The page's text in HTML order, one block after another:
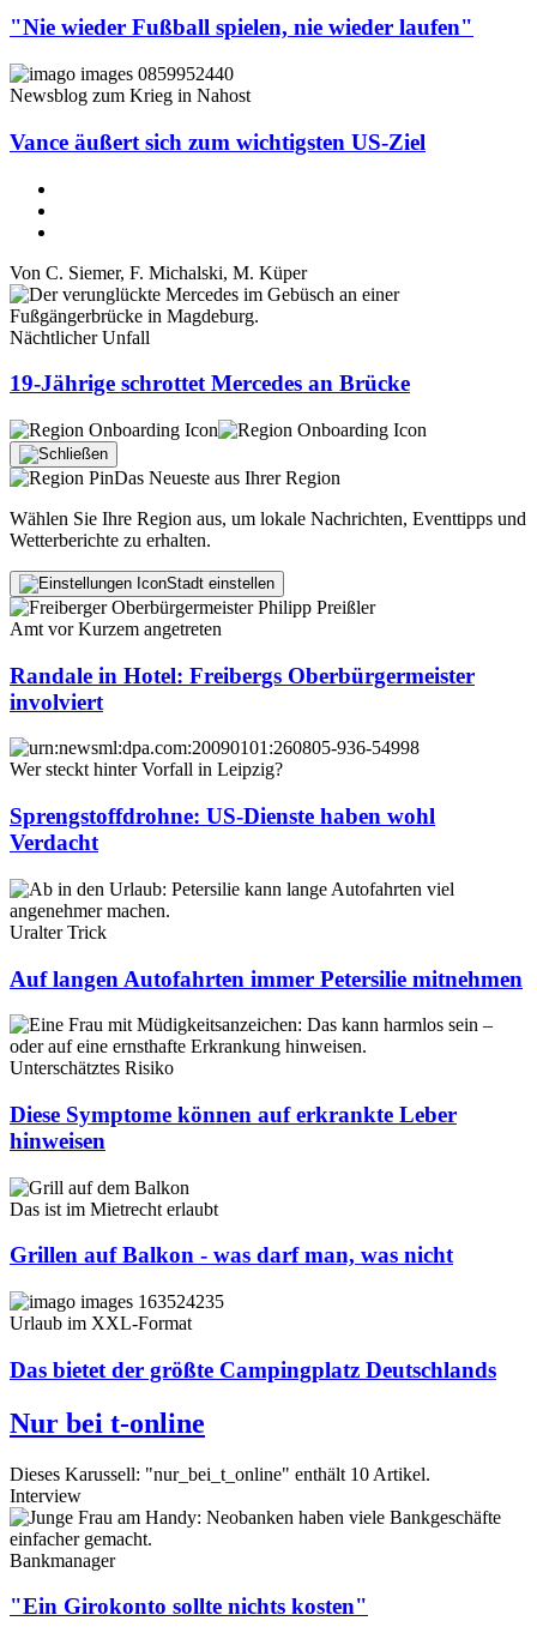
"Nie wieder Fußball spielen, nie wieder laufen"
Newsblog zum Krieg in Nahost
Vance äußert sich zum wichtigsten US-Ziel
Von C. Siemer, F. Michalski, M. Küper
Nächtlicher Unfall
19-Jährige schrottet Mercedes an Brücke
Das Neueste aus Ihrer Region
Wählen Sie Ihre Region aus, um lokale Nachrichten, Eventtipps und
Wetterberichte zu erhalten.
Stadt einstellen
Amt vor Kurzem angetreten
Randale in Hotel: Freibergs Oberbürgermeister
involviert
Wer steckt hinter Vorfall in Leipzig?
Sprengstoffdrohne: US-Dienste haben wohl
Verdacht
Uralter Trick
Auf langen Autofahrten immer Petersilie mitnehmen
Unterschätztes Risiko
Diese Symptome können auf erkrankte Leber
hinweisen
Das ist im Mietrecht erlaubt
Grillen auf Balkon - was darf man, was nicht
Urlaub im XXL-Format
Das bietet der größte Campingplatz Deutschlands
Nur bei t-online
Dieses Karussell: "nur_bei_t_online" enthält 10 Artikel.
Interview
Bankmanager
"Ein Girokonto sollte nichts kosten"